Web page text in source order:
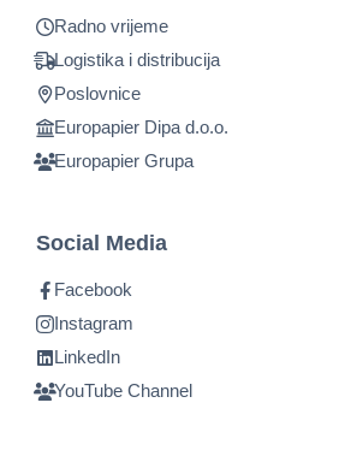
Radno vrijeme
Logistika i distribucija
Poslovnice
Europapier Dipa d.o.o.
Europapier Grupa
Social Media
Facebook
Instagram
LinkedIn
YouTube Channel